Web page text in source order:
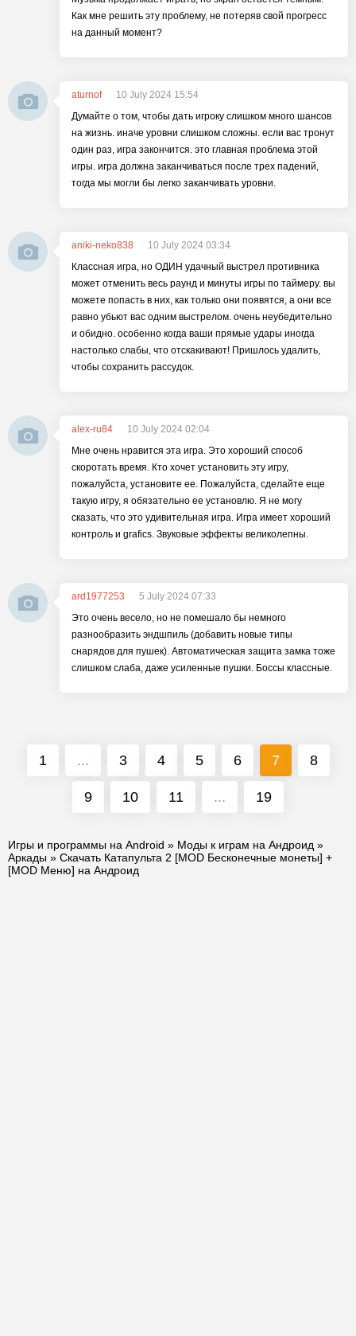
Как мне решить эту проблему, не потеряв свой прогресс
на данный момент?
aturnof
10 July 2024 15:54
Думайте о том, чтобы дать игроку слишком много шансов
на жизнь. иначе уровни слишком сложны. если вас тронут
один раз, игра закончится. это главная проблема этой
игры. игра должна заканчиваться после трех падений,
тогда мы могли бы легко заканчивать уровни.
aniki-neko838
10 July 2024 03:34
Классная игра, но ОДИН удачный выстрел противника
может отменить весь раунд и минуты игры по таймеру. вы
можете попасть в них, как только они появятся, а они все
равно убьют вас одним выстрелом. очень неубедительно
и обидно. особенно когда ваши прямые удары иногда
настолько слабы, что отскакивают! Пришлось удалить,
чтобы сохранить рассудок.
alex-ru84
10 July 2024 02:04
Мне очень нравится эта игра. Это хороший способ
скоротать время. Кто хочет установить эту игру,
пожалуйста, установите ее. Пожалуйста, сделайте еще
такую игру, я обязательно ее установлю. Я не могу
сказать, что это удивительная игра. Игра имеет хороший
контроль и grafics. Звуковые эффекты великолепны.
ard1977253
5 July 2024 07:33
Это очень весело, но не помешало бы немного
разнообразить эндшпиль (добавить новые типы
снарядов для пушек). Автоматическая защита замка тоже
слишком слаба, даже усиленные пушки. Боссы классные.
1 ... 3 4 5 6 7 8
9 10 11 ... 19
Игры и программы на Android » Моды к играм на Андроид »
Аркады » Скачать Катапульта 2 [MOD Бесконечные монеты] +
[MOD Меню] на Андроид